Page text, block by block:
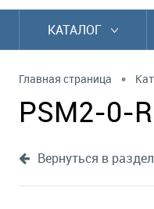
КАТАЛОГ
Главная страница •
PSM2-0-
Вернуться в раздел